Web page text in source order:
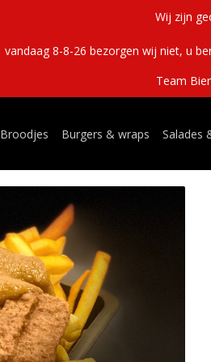
Wij zijn
vandaag 8-8-26 bezorgen wij niet, u
Team
Broodjes Burgers & wraps Salades